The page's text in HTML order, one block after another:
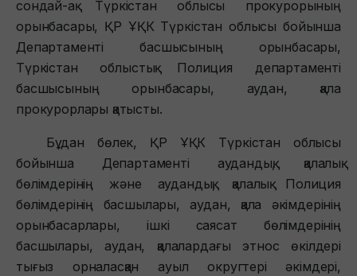
сондай-ақ Түркістан облысы прокурорының
орынбасары, ҚР ҰҚК Түркістан облысы бойынша
Департаменті басшысының орынбасары,
Түркістан облыстық Полиция департаменті
басшысының орынбасары, аудан, қала
прокурорлары қатысты.
Бұдан бөлек, ҚР ҰҚК Түркістан облысы
бойынша Департаменті аудандық, қалалық
бөлімдерінің және аудандық, қалалық Полиция
бөлімдерінің басшылары, аудан, қала әкімдерінің
орынбасарлары, ішкі саясат бөлімдерінің
басшылары, аудан, қалалардағы этнос өкілдері
тығыз орналасқан ауыл округтері әкімдері,